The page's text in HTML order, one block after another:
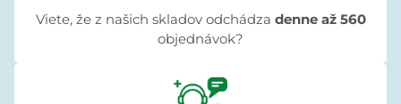
Viete, že z našich skladov odchádza denne až 560
objednávok?